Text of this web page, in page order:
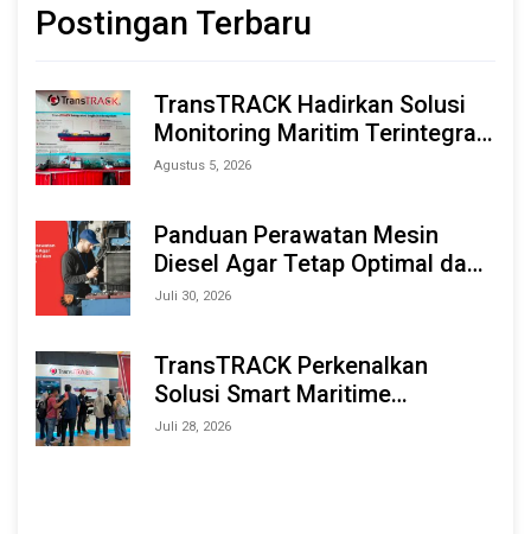
Postingan Terbaru
TransTRACK Hadirkan Solusi
Monitoring Maritim Terintegrasi
Berbasis AI & IoT di Indonesia
Agustus 5, 2026
Panduan Perawatan Mesin
Diesel Agar Tetap Optimal dan
Tahan Lama
Juli 30, 2026
TransTRACK Perkenalkan
Solusi Smart Maritime
Monitoring Berbasis AI dan IoT
Juli 28, 2026